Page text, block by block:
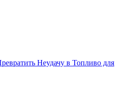
Неудачу в Топливо для